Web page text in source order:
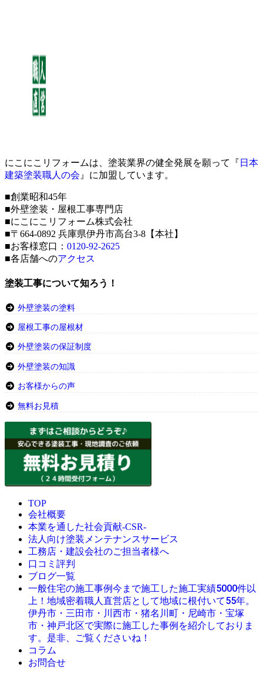
にこにこリフォームは、塗装業界の健全発展を願って『 日本
建築塗装職人の会 』に加盟しています。
■創業昭和45年
■外壁塗装・屋根工事専門店
■にこにこリフォーム株式会社
■〒664-0892 兵庫県伊丹市高台3-8【本社】
■お客様窓口： 0120-92-2625
■各店舗へのアクセス
塗装工事について知ろう！
外壁塗装の塗料
屋根工事の屋根材
外壁塗装の保証制度
外壁塗装の知識
お客様からの声
無料お見積
TOP
会社概要
本業を通した社会貢献-CSR-
法人向け塗装メンテナンスサービス
工務店・建設会社のご担当者様へ
口コミ評判
ブログ一覧
一般住宅の施工事例今まで施工した施工実績5000件以
上！地域密着職人直営店として地域に根付いて55年。
伊丹市・三田市・川西市・猪名川町・尼崎市・宝塚
市・神戸北区で実際に施工した事例を紹介しておりま
す。是非、ご覧くださいね！
コラム
お問合せ